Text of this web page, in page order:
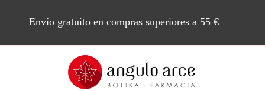
Envío gratuito en compras superiores a 55 €